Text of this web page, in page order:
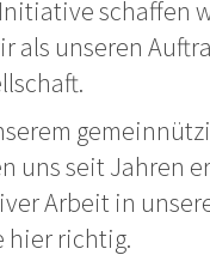
schaffen
als unseren
uns seit Jahren
Arbeit in
hier richtig.